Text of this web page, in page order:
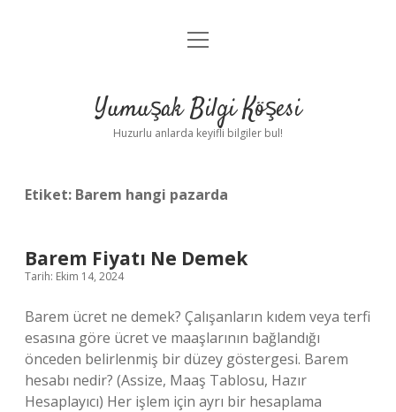
Anasayfa
Yasal Uyarı
menüyü
Yumuşak Bilgi Köşesi
Huzurlu anlarda keyifli bilgiler bul!
Etiket: Barem hangi pazarda
Barem Fiyatı Ne Demek
Tarih: Ekim 14, 2024
Barem ücret ne demek? Çalışanların kıdem veya terfi
esasına göre ücret ve maaşlarının bağlandığı
önceden belirlenmiş bir düzey göstergesi. Barem
hesabı nedir? (Assize, Maaş Tablosu, Hazır
Hesaplayıcı) Her işlem için ayrı bir hesaplama